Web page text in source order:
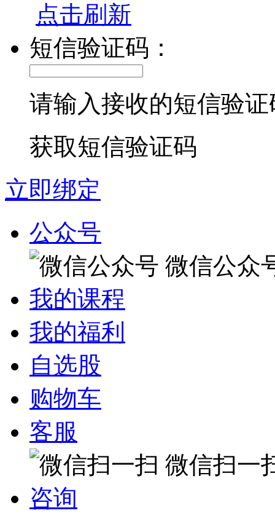
点击刷新
短信验证码：
请输入接收的短信验证
获取短信验证码
立即绑定
公众号
微信公众
我的课程
我的福利
自选股
购物车
客服
微信扫一
咨询